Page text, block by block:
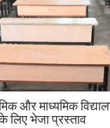
और माध्यमिक
लिए भेजा प्रस्ताव